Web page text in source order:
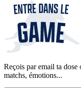
Reçois par email ta
matchs, émotions...